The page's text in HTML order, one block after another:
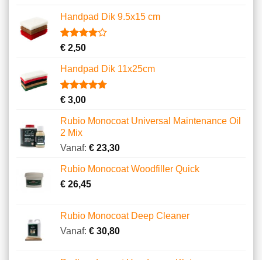
Handpad Dik 9.5x15 cm
Gewaardeerd
5
gebaseerd
op
3
€2,50
Handpad Dik 11x25cm
Gewaardeerd
gebaseerd
op
10
klantbeoordelingen
€3,00
Rubio Monocoat Universal Maintenance Oil
2 Mix
Vanaf: €23,30
Rubio Monocoat Woodfiller Quick
€26,45
Rubio Monocoat Deep Cleaner
Vanaf: €30,80